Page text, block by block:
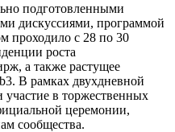
подготовленными
дискуссиями, программой
проходило с 28 по 30
роста
а также растущее
В рамках двухдневной
в торжественных
церемонии,
сообщества.